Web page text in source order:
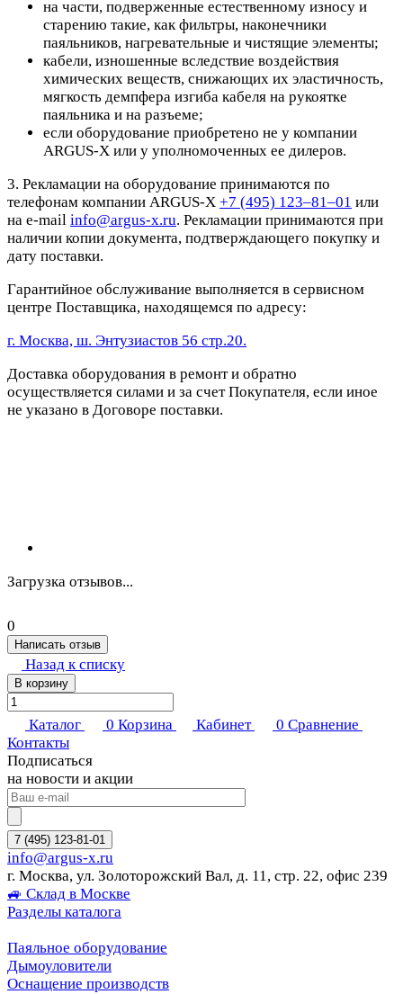
на части, подверженные естественному износу и
старению такие, как фильтры, наконечники
паяльников, нагревательные и чистящие элементы;
кабели, изношенные вследствие воздействия
химических веществ, снижающих их эластичность,
мягкость демпфера изгиба кабеля на рукоятке
паяльника и на разъеме;
если оборудование приобретено не у компании
ARGUS-X или у уполномоченных ее дилеров.
3. Рекламации на оборудование принимаются по
телефонам компании ARGUS-X +7 (495) 123–81–01 или
на e-mail info@argus-x.ru. Рекламации принимаются при
наличии копии документа, подтверждающего покупку и
дату поставки.
Гарантийное обслуживание выполняется в сервисном
центре Поставщика, находящемся по адресу:
г. Москва, ш. Энтузиастов 56 стр.20.
Доставка оборудования в ремонт и обратно
осуществляется силами и за счет Покупателя, если иное
не указано в Договоре поставки.
Загрузка отзывов...
0
Написать отзыв
Назад к списку
В корзину
Каталог 0 Корзина Кабинет 0 Сравнение
Контакты
Подписаться
на новости и акции
7 (495) 123-81-01
info@argus-x.ru
г. Москва, ул. Золоторожский Вал, д. 11, стр. 22, офис 239
🚙 Склад в Москве
Разделы каталога
Паяльное оборудование
Дымоуловители
Оснащение производств